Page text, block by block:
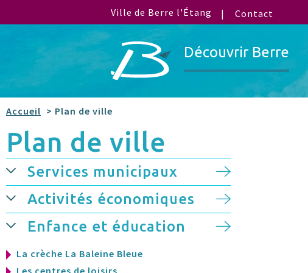
Ville de Berre l'Étang Contact
Découvrir Berre
Accueil > Plan de ville
Plan de ville
Services municipaux
Activités économiques
Enfance et éducation
La crèche La Baleine Bleue